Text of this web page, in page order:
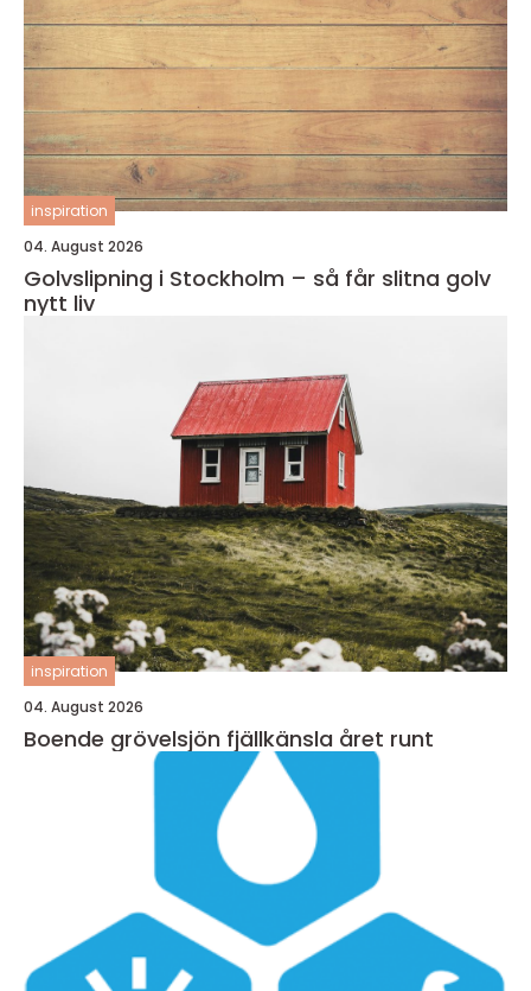
inspiration
04. August 2026
Golvslipning i Stockholm – så får slitna golv
nytt liv
inspiration
04. August 2026
Boende grövelsjön fjällkänsla året runt